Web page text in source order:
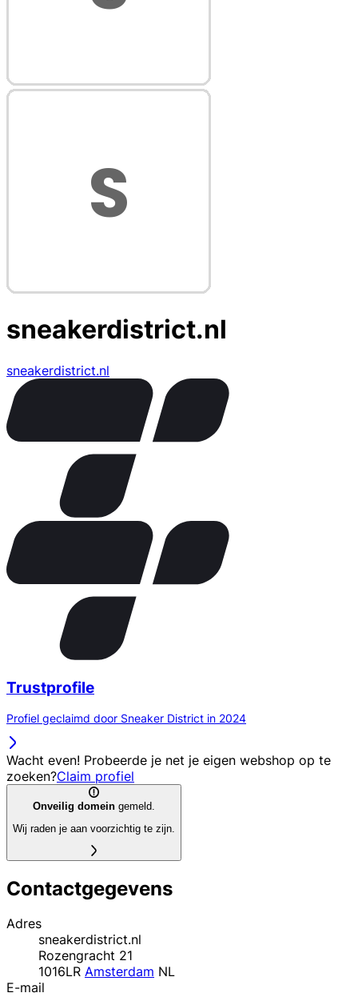
sneakerdistrict.nl
sneakerdistrict.nl
Trustprofile
Profiel geclaimd door Sneaker District in 2024
Wacht even! Probeerde je net je eigen webshop op te
zoeken?Claim profiel
Onveilig domein gemeld.
Wij raden je aan voorzichtig te zijn.
Contactgegevens
Adres
sneakerdistrict.nl
Rozengracht 21
1016LR Amsterdam NL
E-mail